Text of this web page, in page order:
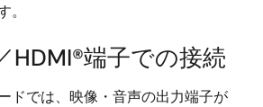
。
HDMI®端子での接続
ドでは、映像・音声の出力端子が